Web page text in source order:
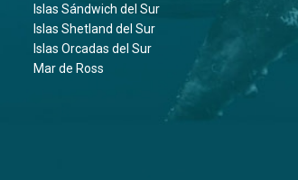
Islas Sándwich del Sur
Islas Shetland del Sur
Islas Orcadas del Sur
Mar de Ross